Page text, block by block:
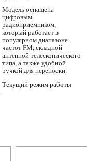
Модель оснащена
цифровым
радиоприемником,
который работает в
популярном диапазоне
частот FM, складной
антенной телескопического
типа, а также удобной
ручкой для переноски.
Текущий режим работы